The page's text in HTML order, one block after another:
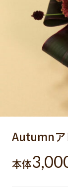
Autumnア
本体